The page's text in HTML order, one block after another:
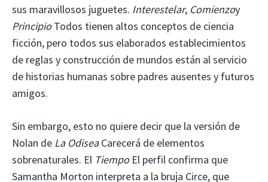
sus maravillosos juguetes. Interestelar, Comienzoy
PrincipioTodos tienen altos conceptos de ciencia
ficción, pero todos sus elaborados establecimientos
de reglas y construcción de mundos están al servicio
de historias humanas sobre padres ausentes y futuros
amigos.
Sin embargo, esto no quiere decir que la versión de
Nolan de La OdiseaCarecerá de elementos
sobrenaturales. El TiempoEl perfil confirma que
Samantha Morton interpreta a la bruja Circe, que